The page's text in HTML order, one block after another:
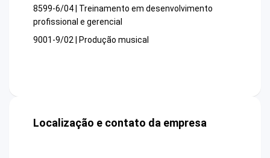
8599-6/04 | Treinamento em desenvolvimento
profissional e gerencial
9001-9/02 | Produção musical
Localização e contato da empresa